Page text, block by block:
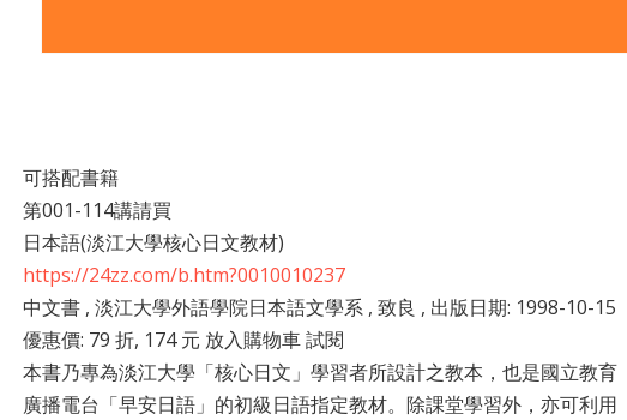
可搭配書籍
第001-114講請買
日本語(淡江大學核心日文教材)
https://24zz.com/b.htm?0010010237
中文書 , 淡江大學外語學院日本語文學系 , 致良 , 出版日期: 1998-10-15
優惠價: 79 折, 174 元 放入購物車 試閱
本書乃專為淡江大學「核心日文」學習者所設計之教本，也是國立教育
廣播電台「早安日語」的初級日語指定教材。除課堂學習外，亦可利用